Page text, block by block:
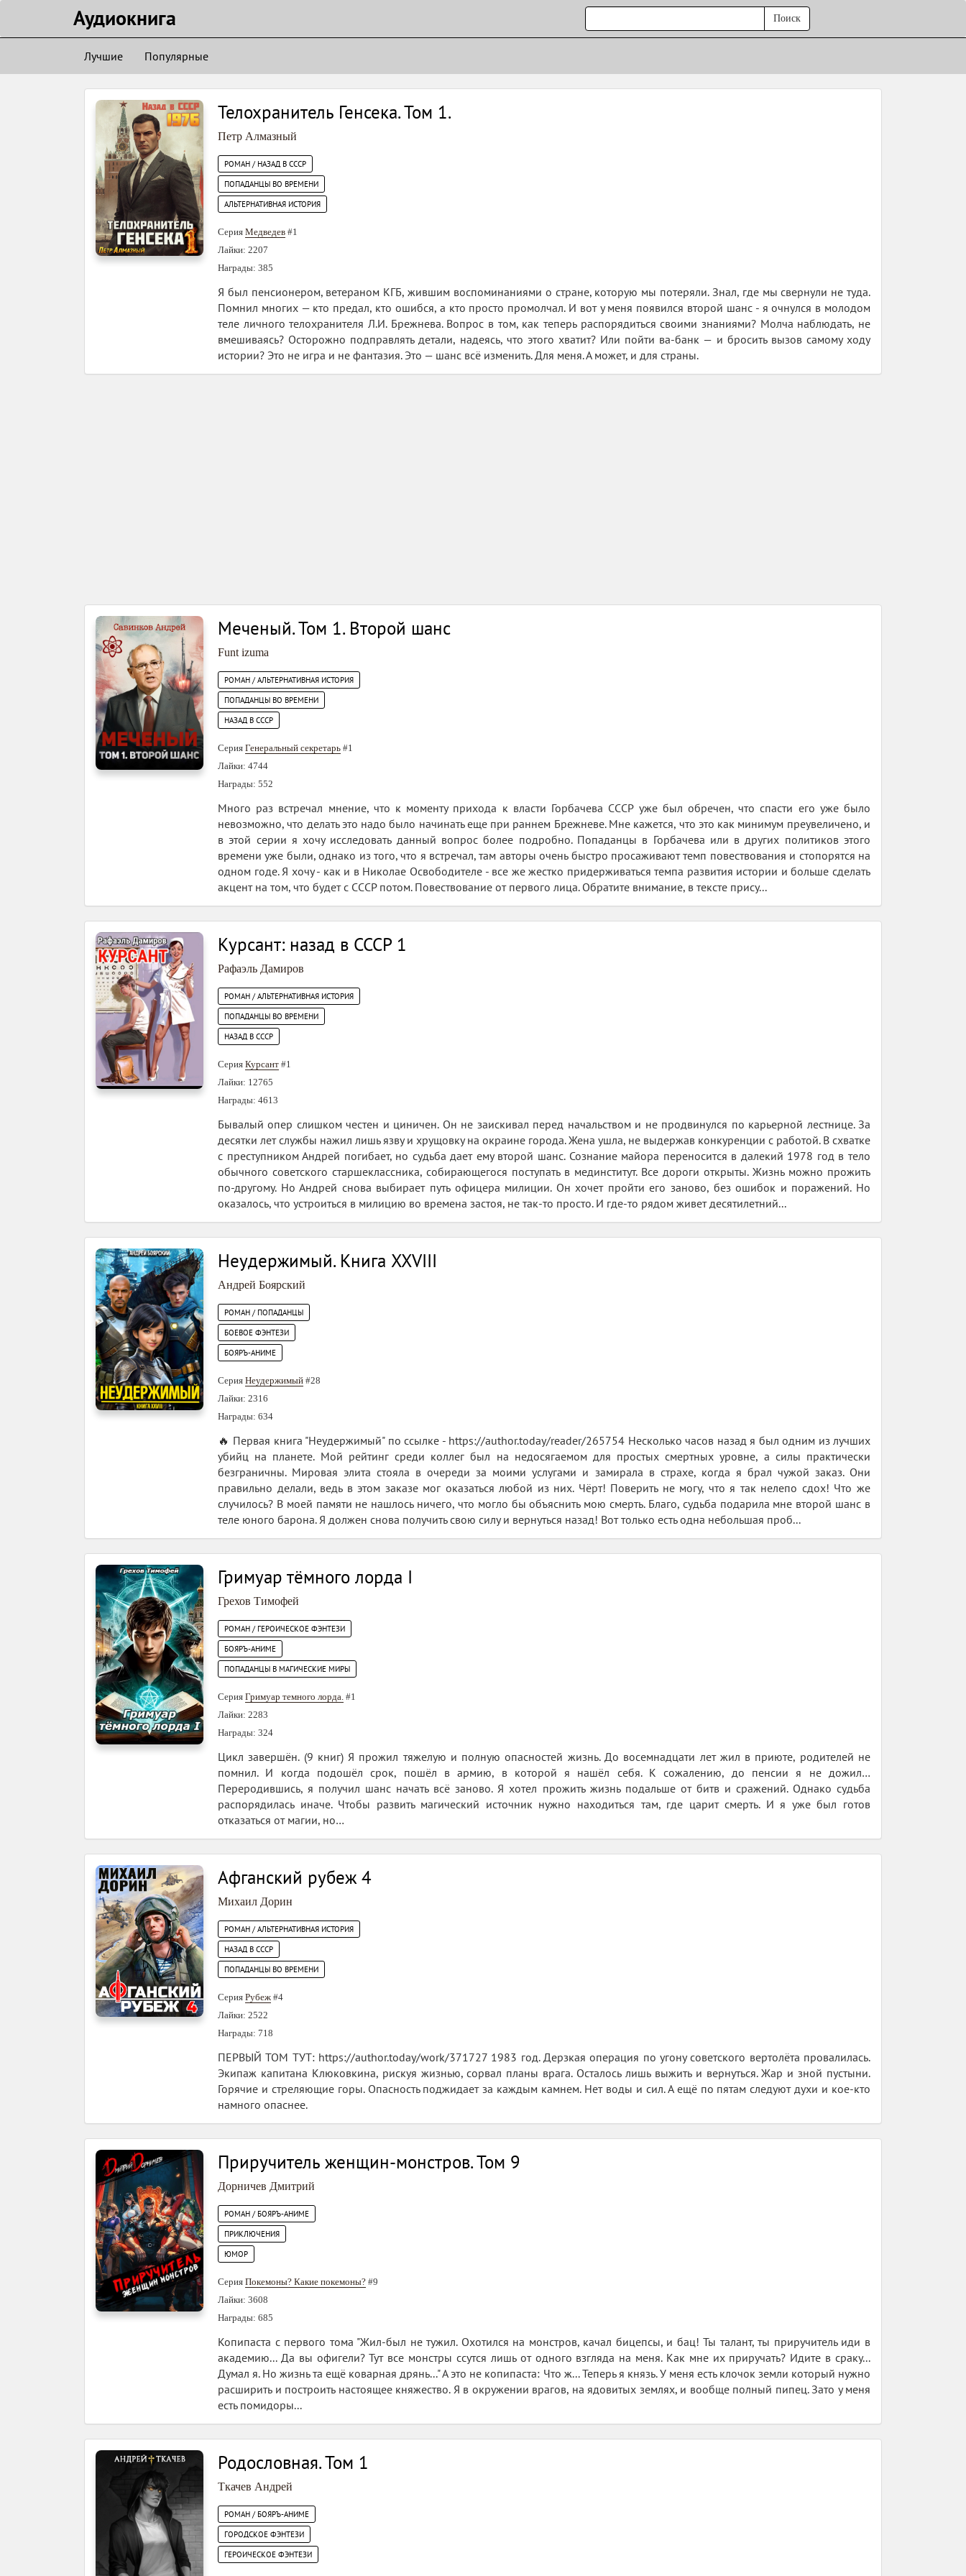
Аудиокнигa Поиск
Лучшие Популярные
Телохранитель Генсека. Том 1.
Петр Алмазный
РОМАН / НАЗАД В СССР
ПОПАДАНЦЫ ВО ВРЕМЕНИ
АЛЬТЕРНАТИВНАЯ ИСТОРИЯ
Серия Медведев #1
Лайки: 2207
Награды: 385
Я был пенсионером, ветераном КГБ, жившим воспоминаниями о стране, которую мы потеряли. Знал, где мы свернули не туда.
Помнил многих — кто предал, кто ошибся, а кто просто промолчал. И вот у меня появился второй шанс - я очнулся в молодом
теле личного телохранителя Л.И. Брежнева. Вопрос в том, как теперь распорядиться своими знаниями? Молча наблюдать, не
вмешиваясь? Осторожно подправлять детали, надеясь, что этого хватит? Или пойти ва-банк — и бросить вызов самому ходу
истории? Это не игра и не фантазия. Это — шанс всё изменить. Для меня. А может, и для страны.
Меченый. Том 1. Второй шанс
Funt izuma
РОМАН / АЛЬТЕРНАТИВНАЯ ИСТОРИЯ
ПОПАДАНЦЫ ВО ВРЕМЕНИ
НАЗАД В СССР
Серия Генеральный секретарь #1
Лайки: 4744
Награды: 552
Много раз встречал мнение, что к моменту прихода к власти Горбачева СССР уже был обречен, что спасти его уже было
невозможно, что делать это надо было начинать еще при раннем Брежневе. Мне кажется, что это как минимум преувеличено, и
в этой серии я хочу исследовать данный вопрос более подробно. Попаданцы в Горбачева или в других политиков этого
времени уже были, однако из того, что я встречал, там авторы очень быстро просаживают темп повествования и стопорятся на
одном годе. Я хочу - как и в Николае Освободителе - все же жестко придерживаться темпа развития истории и больше сделать
акцент на том, что будет с СССР потом. Повествование от первого лица. Обратите внимание, в тексте прису...
Курсант: назад в СССР 1
Рафаэль Дамиров
РОМАН / АЛЬТЕРНАТИВНАЯ ИСТОРИЯ
ПОПАДАНЦЫ ВО ВРЕМЕНИ
НАЗАД В СССР
Серия Курсант #1
Лайки: 12765
Награды: 4613
Бывалый опер слишком честен и циничен. Он не заискивал перед начальством и не продвинулся по карьерной лестнице. За
десятки лет службы нажил лишь язву и хрущовку на окраине города. Жена ушла, не выдержав конкуренции с работой. В схватке
с преступником Андрей погибает, но судьба дает ему второй шанс. Сознание майора переносится в далекий 1978 год в тело
обычного советского старшеклассника, собирающегося поступать в мединститут. Все дороги открыты. Жизнь можно прожить
по-другому. Но Андрей снова выбирает путь офицера милиции. Он хочет пройти его заново, без ошибок и поражений. Но
оказалось, что устроиться в милицию во времена застоя, не так-то просто. И где-то рядом живет десятилетний...
Неудержимый. Книга XXVIII
Андрей Боярский
РОМАН / ПОПАДАНЦЫ
БОЕВОЕ ФЭНТЕЗИ
БОЯРЪ-АНИМЕ
Серия Неудержимый #28
Лайки: 2316
Награды: 634
🔥 Первая книга "Неудержимый" по ссылке - https://author.today/reader/265754 Несколько часов назад я был одним из лучших
убийц на планете. Мой рейтинг среди коллег был на недосягаемом для простых смертных уровне, а силы практически
безграничны. Мировая элита стояла в очереди за моими услугами и замирала в страхе, когда я брал чужой заказ. Они
правильно делали, ведь в этом заказе мог оказаться любой из них. Чёрт! Поверить не могу, что я так нелепо сдох! Что же
случилось? В моей памяти не нашлось ничего, что могло бы объяснить мою смерть. Благо, судьба подарила мне второй шанс в
теле юного барона. Я должен снова получить свою силу и вернуться назад! Вот только есть одна небольшая проб...
Гримуар тёмного лорда I
Грехов Тимофей
РОМАН / ГЕРОИЧЕСКОЕ ФЭНТЕЗИ
БОЯРЪ-АНИМЕ
ПОПАДАНЦЫ В МАГИЧЕСКИЕ МИРЫ
Серия Гримуар темного лорда. #1
Лайки: 2283
Награды: 324
Цикл завершён. (9 книг) Я прожил тяжелую и полную опасностей жизнь. До восемнадцати лет жил в приюте, родителей не
помнил. И когда подошёл срок, пошёл в армию, в которой я нашёл себя. К сожалению, до пенсии я не дожил…
Переродившись, я получил шанс начать всё заново. Я хотел прожить жизнь подальше от битв и сражений. Однако судьба
распорядилась иначе. Чтобы развить магический источник нужно находиться там, где царит смерть. И я уже был готов
отказаться от магии, но…
Афганский рубеж 4
Михаил Дорин
РОМАН / АЛЬТЕРНАТИВНАЯ ИСТОРИЯ
НАЗАД В СССР
ПОПАДАНЦЫ ВО ВРЕМЕНИ
Серия Рубеж #4
Лайки: 2522
Награды: 718
ПЕРВЫЙ ТОМ ТУТ: https://author.today/work/371727 1983 год. Дерзкая операция по угону советского вертолёта провалилась.
Экипаж капитана Клюковкина, рискуя жизнью, сорвал планы врага. Осталось лишь выжить и вернуться. Жар и зной пустыни.
Горячие и стреляющие горы. Опасность поджидает за каждым камнем. Нет воды и сил. А ещё по пятам следуют духи и кое-кто
намного опаснее.
Приручитель женщин-монстров. Том 9
Дорничев Дмитрий
РОМАН / БОЯРЪ-АНИМЕ
ПРИКЛЮЧЕНИЯ
ЮМОР
Серия Покемоны? Какие покемоны? #9
Лайки: 3608
Награды: 685
Копипаста с первого тома "Жил-был не тужил. Охотился на монстров, качал бицепсы, и бац! Ты талант, ты приручитель иди в
академию... Да вы офигели? Тут все монстры ссутся лишь от одного взгляда на меня. Как мне их приручать? Идите в сраку...
Думал я. Но жизнь та ещё коварная дрянь..." А это не копипаста: Что ж... Теперь я князь. У меня есть клочок земли который нужно
расширить и построить настоящее княжество. Я в окружении врагов, на ядовитых землях, и вообще полный пипец. Зато у меня
есть помидоры...
Родословная. Том 1
Ткачев Андрей
РОМАН / БОЯРЪ-АНИМЕ
ГОРОДСКОЕ ФЭНТЕЗИ
ГЕРОИЧЕСКОЕ ФЭНТЕЗИ